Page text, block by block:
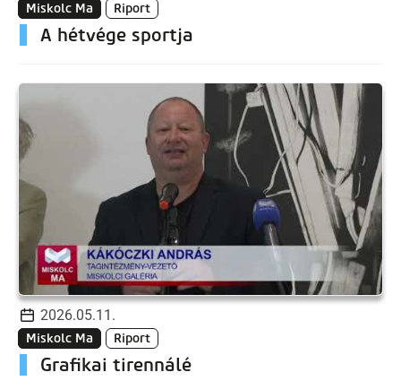
Miskolc Ma Riport
A hétvége sportja
2026.05.11.
Miskolc Ma Riport
Grafikai tirennálé